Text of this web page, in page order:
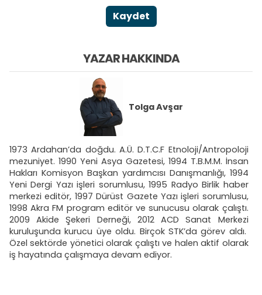
Kaydet
YAZAR HAKKINDA
Tolga Avşar
1973 Ardahan’da doğdu. A.Ü. D.T.C.F Etnoloji/Antropoloji
mezuniyet. 1990 Yeni Asya Gazetesi, 1994 T.B.M.M. İnsan
Hakları Komisyon Başkan yardımcısı Danışmanlığı, 1994
Yeni Dergi Yazı işleri sorumlusu, 1995 Radyo Birlik haber
merkezi editör, 1997 Dürüst Gazete Yazı işleri sorumlusu,
1998 Akra FM program editör ve sunucusu olarak çalıştı.
2009 Akide Şekeri Derneği, 2012 ACD Sanat Merkezi
kuruluşunda kurucu üye oldu. Birçok STK’da görev aldı.
Özel sektörde yönetici olarak çalıştı ve halen aktif olarak
iş hayatında çalışmaya devam ediyor.